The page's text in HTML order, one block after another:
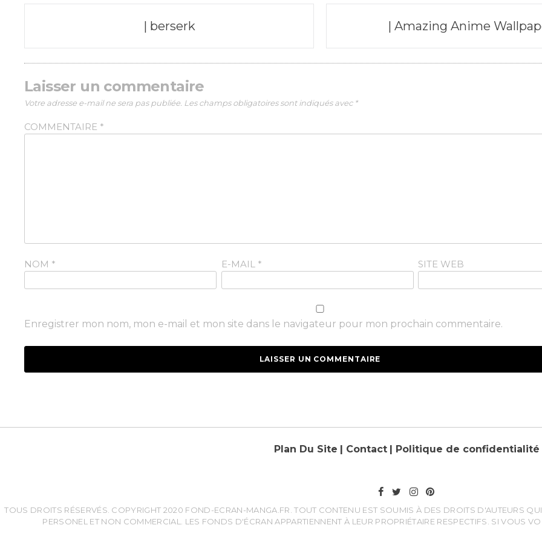
navigation
| berserk | Amazing Anime
Laisser un commentaire
Votre adresse e-mail ne sera pas publiée. Les champs obligatoires sont indiqués avec *
COMMENTAIRE *
NOM * E-MAIL * SITE WEB
Enregistrer mon nom, mon e-mail et mon site dans le navigateur pour mon prochain commentaire.
Plan Du Site | Contact | Politique de confidentialité
TOUS DROITS RÉSERVÉS. COPYRIGHT 2020 FOND-ECRAN-MANGA.FR. TOUT CONTENU EST SOUMIS À DES DROITS D'AUTEURS
PERSONEL ET NON COMMERCIAL. LES FONDS D'ÉCRAN APPARTIENNENT À LEUR PROPRIÉTAIRE RESPECTIFS. SI VOUS